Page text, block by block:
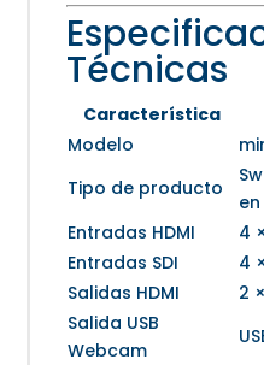
Técnicas
Característica
Modelo
Tipo de producto
Entradas HDMI
4
Entradas SDI
4
Salidas HDMI
2
Salida USB
Webcam